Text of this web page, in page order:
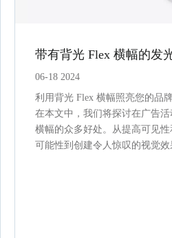
带有背光 Flex 横幅的发
06-18 2024
利用背光 Flex 横幅照亮您的品
在本文中，我们将探讨在广告
横幅的众多好处。从提高可见
可能性到创建令人惊叹的视觉效